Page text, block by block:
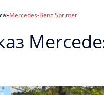
Mercedes-Benz Sprinter